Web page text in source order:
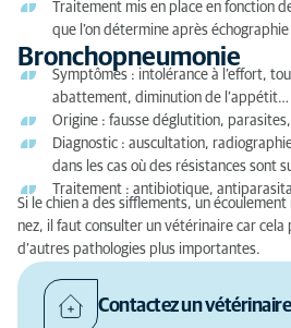
Traitement mis en place en fonction
que l’on détermine après
Bronchopneumonie
Symptômes : intolérance à l’effort,
abattement, diminution de l’appétit…
Origine : fausse déglutition,
Diagnostic : auscultation,
dans les cas où des résistances sont
Traitement : antibiotique,
Si le chien a des sifflements, un
nez, il faut consulter un vétérinaire car
d’autres pathologies plus importantes.
Contactez un vétérinaire